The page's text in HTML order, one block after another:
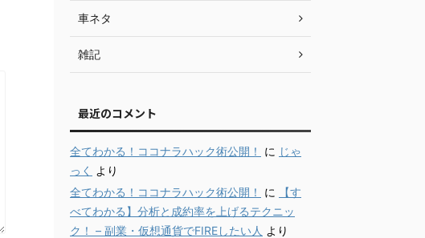
車ネタ
雑記
最近のコメント
全てわかる！ココナラハック術公開！ に じゃ
っく
より
全てわかる！ココナラハック術公開！
に
【す
べてわかる】分析と成約率を上げるテクニッ
ク！ – 副業・仮想通貨でFIREしたい人 より